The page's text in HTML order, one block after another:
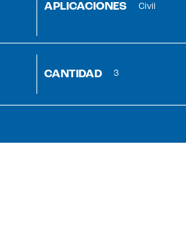
APLICACIONES Civil
CANTIDAD 3